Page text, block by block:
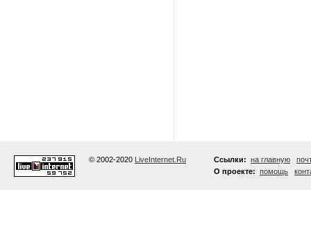
© 2002-2020 LiveInternet.Ru Ссылки: на главную
О проекте: помощь